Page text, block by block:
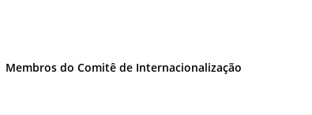
Membros do Comitê de Internacionalização